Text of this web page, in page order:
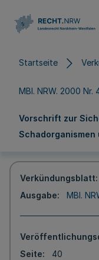
Startseite
MBl. NRW. 2000 Nr.
Vorschrift zur
Schadorganismen
Verkündungsblatt
Ausgabe
MBl.
Seite
40